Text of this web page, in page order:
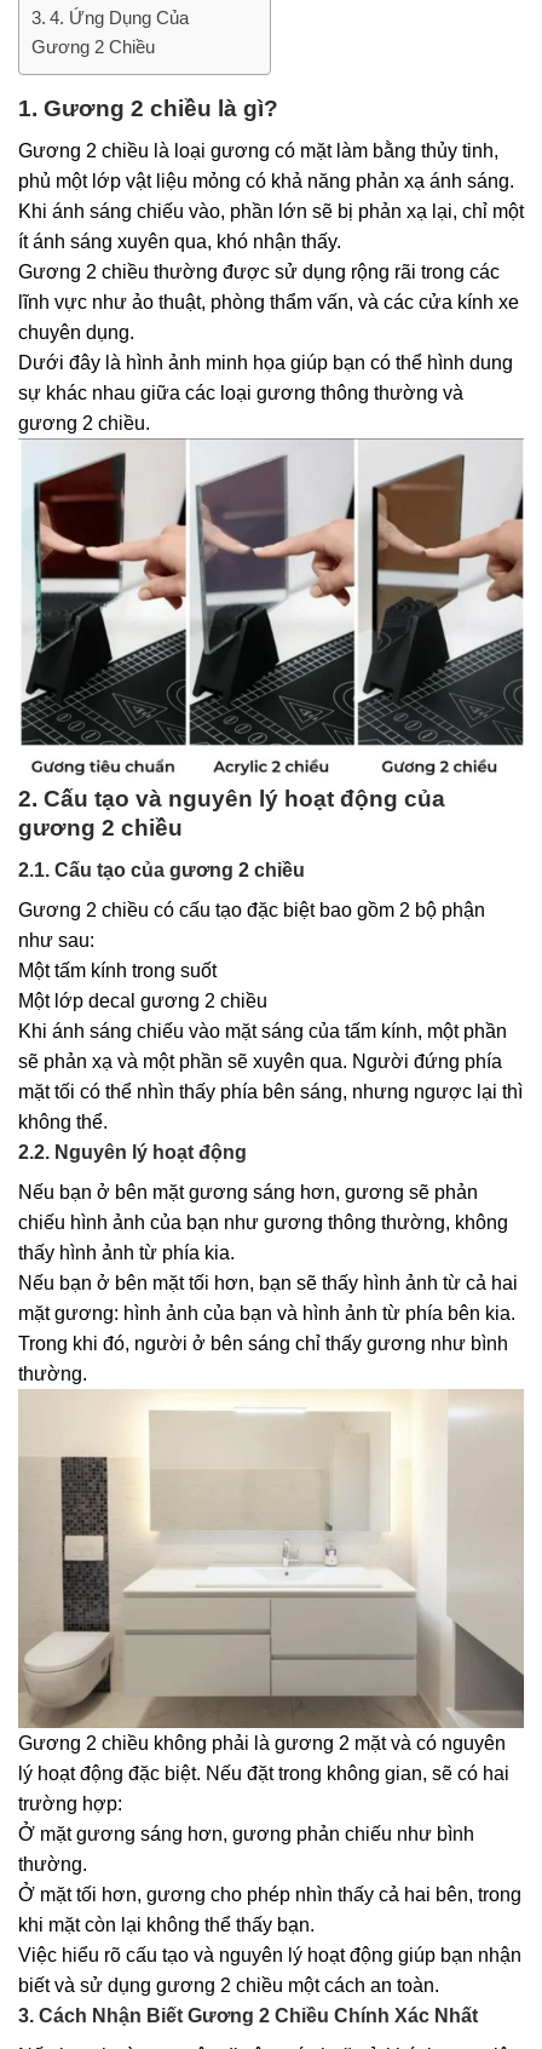
4. Ứng Dụng Của
Gương 2 Chiều
1. Gương 2 chiều là gì?
Gương 2 chiều là loại gương có mặt làm bằng thủy tinh,
phủ một lớp vật liệu mỏng có khả năng phản xạ ánh sáng.
Khi ánh sáng chiếu vào, phần lớn sẽ bị phản xạ lại, chỉ một
ít ánh sáng xuyên qua, khó nhận thấy.
Gương 2 chiều thường được sử dụng rộng rãi trong các
lĩnh vực như ảo thuật, phòng thẩm vấn, và các cửa kính xe
chuyên dụng.
Dưới đây là hình ảnh minh họa giúp bạn có thể hình dung
sự khác nhau giữa các loại gương thông thường và
gương 2 chiều.
2. Cấu tạo và nguyên lý hoạt động của
gương 2 chiều
2.1. Cấu tạo của gương 2 chiều
Gương 2 chiều có cấu tạo đặc biệt bao gồm 2 bộ phận
như sau:
Một tấm kính trong suốt
Một lớp decal gương 2 chiều
Khi ánh sáng chiếu vào mặt sáng của tấm kính, một phần
sẽ phản xạ và một phần sẽ xuyên qua. Người đứng phía
mặt tối có thể nhìn thấy phía bên sáng, nhưng ngược lại thì
không thể.
2.2. Nguyên lý hoạt động
Nếu bạn ở bên mặt gương sáng hơn, gương sẽ phản
chiếu hình ảnh của bạn như gương thông thường, không
thấy hình ảnh từ phía kia.
Nếu bạn ở bên mặt tối hơn, bạn sẽ thấy hình ảnh từ cả hai
mặt gương: hình ảnh của bạn và hình ảnh từ phía bên kia.
Trong khi đó, người ở bên sáng chỉ thấy gương như bình
thường.
Gương 2 chiều không phải là gương 2 mặt và có nguyên
lý hoạt động đặc biệt. Nếu đặt trong không gian, sẽ có hai
trường hợp:
Ở mặt gương sáng hơn, gương phản chiếu như bình
thường.
Ở mặt tối hơn, gương cho phép nhìn thấy cả hai bên, trong
khi mặt còn lại không thể thấy bạn.
Việc hiểu rõ cấu tạo và nguyên lý hoạt động giúp bạn nhận
biết và sử dụng gương 2 chiều một cách an toàn.
3. Cách Nhận Biết Gương 2 Chiều Chính Xác Nhất